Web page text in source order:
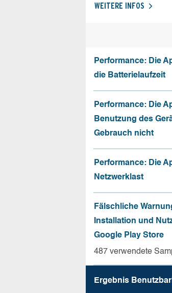
WEITERE INFOS
Performance: Die
die Batterielaufzeit
Performance: Die
Benutzung des
Gebrauch nicht
Performance: Die
Netzwerklast
Fälschliche
Installation und
Google Play Store
487 verwendete
Ergebnis